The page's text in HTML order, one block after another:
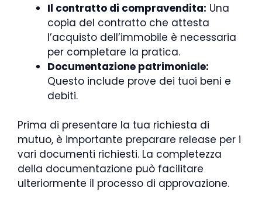
Il contratto di compravendita: Una
copia del contratto che attesta
l’acquisto dell’immobile è necessaria
per completare la pratica.
Documentazione patrimoniale:
Questo include prove dei tuoi beni e
debiti.
Prima di presentare la tua richiesta di
mutuo, è importante preparare release per i
vari documenti richiesti. La completezza
della documentazione può facilitare
ulteriormente il processo di approvazione.